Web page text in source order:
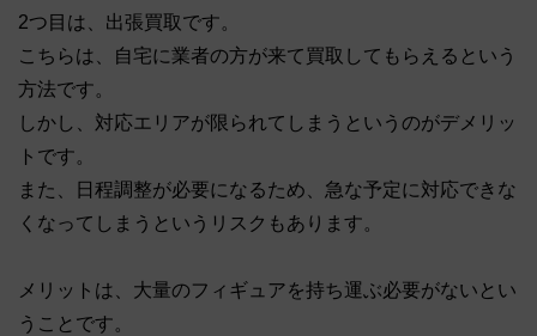
2つ目は、出張買取です。
こちらは、自宅に業者の方が来て買取してもらえるという
方法です。
しかし、対応エリアが限られてしまうというのがデメリッ
トです。
また、日程調整が必要になるため、急な予定に対応できな
くなってしまうというリスクもあります。
メリットは、大量のフィギュアを持ち運ぶ必要がないとい
うことです。